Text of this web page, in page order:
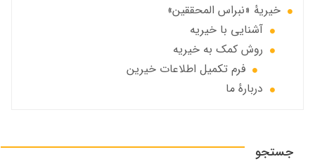
خيريهٔ «نبراس المحققين»
آشنایی با خیریه
روش کمک به خیریه
فرم تکمیل اطلاعات خیرین
دربارهٔ ما
جستجو